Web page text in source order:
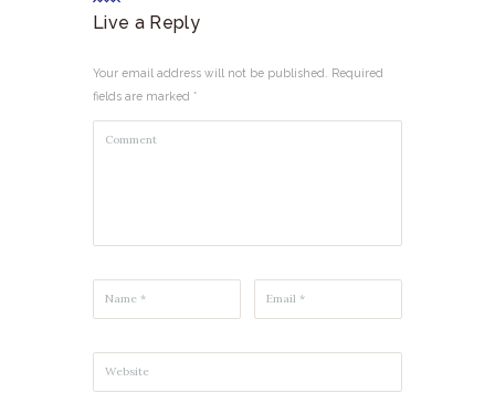
Live a Reply
Your email address will not be published. Required
fields are marked *